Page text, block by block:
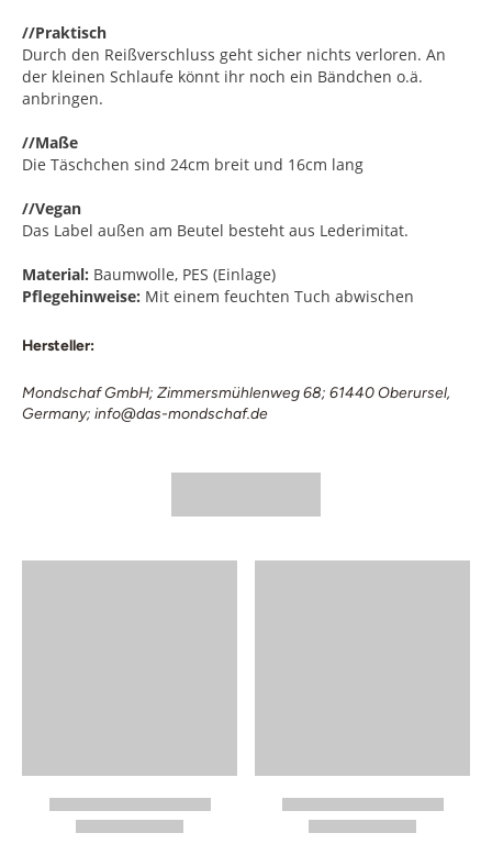
//Praktisch
Durch den Reißverschluss geht sicher nichts verloren. An
der kleinen Schlaufe könnt ihr noch ein Bändchen o.ä.
anbringen.
//Maße
Die Täschchen sind 24cm breit und 16cm lang
//Vegan
Das Label außen am Beutel besteht aus Lederimitat.
Material: Baumwolle, PES (Einlage)
Pflegehinweise: Mit einem feuchten Tuch abwischen
Hersteller:
Mondschaf GmbH; Zimmersmühlenweg 68; 61440 Oberursel,
Germany; info@das-mondschaf.de